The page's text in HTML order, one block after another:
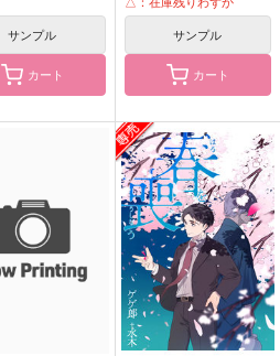
サンプル
カート
サンプル
カート